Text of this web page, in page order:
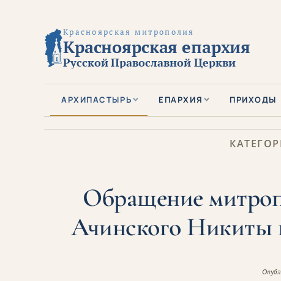
Красноярская митрополия
Красноярская епархия
Русской Православной Церкви
АРХИПАСТЫРЬ ЕПАРХИЯ ПРИХОДЫ
Обращение
Ачинского Никиты